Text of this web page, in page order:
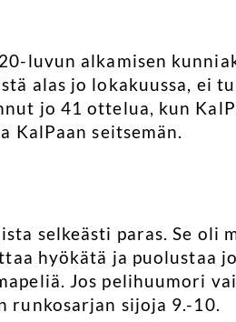
luvun alkamisen
alas jo lokakuussa, ei
jo 41 ottelua, kun
KalPaan seitsemän.
selkeästi paras. Se oli
hyökätä ja puolustaa
Jos pelihuumori
runkosarjan sijoja 9.-10.